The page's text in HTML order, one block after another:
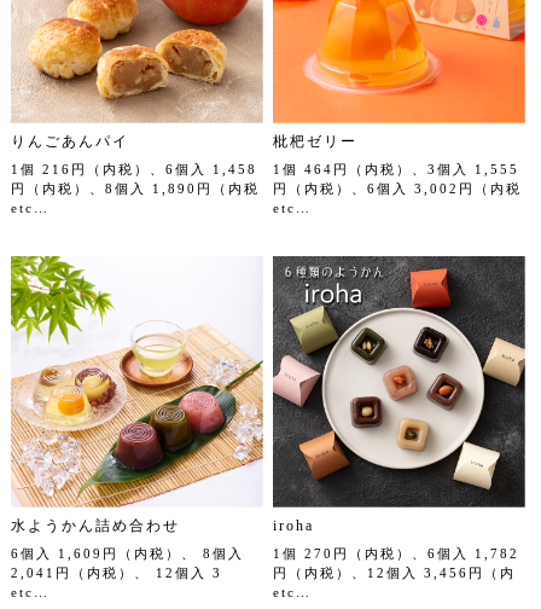
りんごあんパイ
1個 216円（内税）、6個入 1,458
円（内税）、8個入 1,890円（内税
etc…
枇杷ゼリー
1個 464円（内税）、3個入 1,555
円（内税）、6個入 3,002円（内税
etc…
水ようかん詰め合わせ
6個入 1,609円（内税）、 8個入
2,041円（内税）、 12個入 3
etc…
iroha
1個 270円（内税）、6個入 1,782
円（内税）、12個入 3,456円（内
etc…